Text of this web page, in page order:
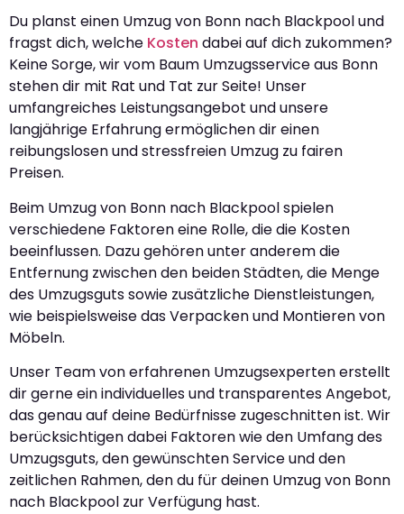
Du planst einen Umzug von Bonn nach Blackpool und
fragst dich, welche Kosten dabei auf dich zukommen?
Keine Sorge, wir vom Baum Umzugsservice aus Bonn
stehen dir mit Rat und Tat zur Seite! Unser
umfangreiches Leistungsangebot und unsere
langjährige Erfahrung ermöglichen dir einen
reibungslosen und stressfreien Umzug zu fairen
Preisen.
Beim Umzug von Bonn nach Blackpool spielen
verschiedene Faktoren eine Rolle, die die Kosten
beeinflussen. Dazu gehören unter anderem die
Entfernung zwischen den beiden Städten, die Menge
des Umzugsguts sowie zusätzliche Dienstleistungen,
wie beispielsweise das Verpacken und Montieren von
Möbeln.
Unser Team von erfahrenen Umzugsexperten erstellt
dir gerne ein individuelles und transparentes Angebot,
das genau auf deine Bedürfnisse zugeschnitten ist. Wir
berücksichtigen dabei Faktoren wie den Umfang des
Umzugsguts, den gewünschten Service und den
zeitlichen Rahmen, den du für deinen Umzug von Bonn
nach Blackpool zur Verfügung hast.